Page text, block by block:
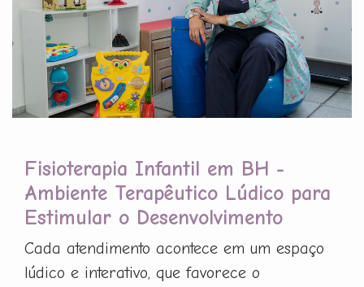
Fisioterapia Infantil em BH -
Ambiente Terapêutico Lúdico para
Estimular o Desenvolvimento
Cada atendimento acontece em um espaço
lúdico e interativo, que favorece o